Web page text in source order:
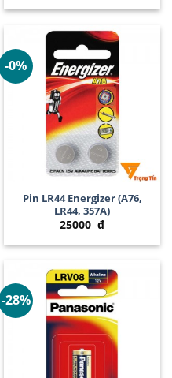
-0%
Pin LR44 Energizer (A76,
LR44, 357A)
25000 ₫
-28%